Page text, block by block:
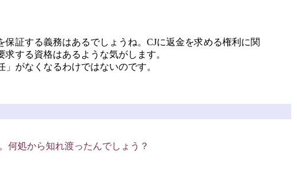
証する義務はあるでしょうね。CJに返金を求める権利に関
する資格はあるような気がします。
がなくなるわけではないのです。
何処から知れ渡ったんでしょう？